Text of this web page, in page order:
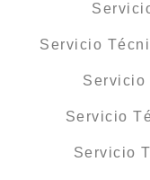
Servicio
Servicio
Servicio